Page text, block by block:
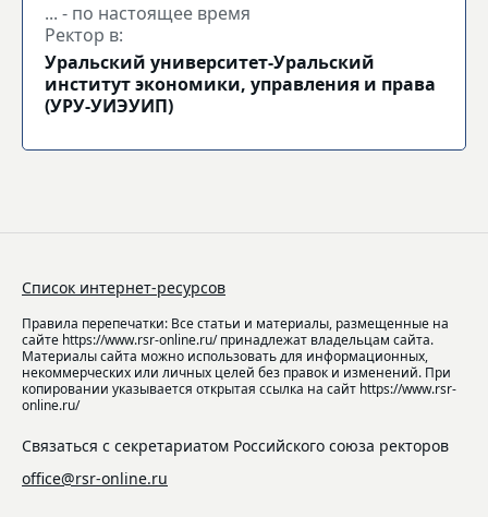
... - по настоящее время
Ректор в:
Уральский университет-Уральский
институт экономики, управления и права
(УРУ-УИЭУИП)
Список интернет-ресурсов
Правила перепечатки: Все статьи и материалы, размещенные на
сайте https://www.rsr-online.ru/ принадлежат владельцам сайта.
Материалы сайта можно использовать для информационных,
некоммерческих или личных целей без правок и изменений. При
копировании указывается открытая ссылка на сайт https://www.rsr-
online.ru/
Связаться с секретариатом Российского союза ректоров
office@rsr-online.ru